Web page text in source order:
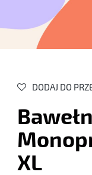
DODAJ DO
XL